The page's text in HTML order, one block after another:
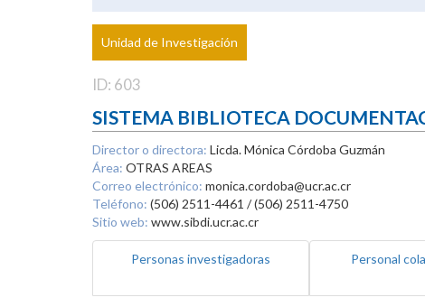
Proyecto
Investigador
Unidad de Investigación
ID: 603
SISTEMA BIBLIOTECA
Director o directora: Licda. Mónica Córdoba Guzmán
Área: OTRAS AREAS
Correo electrónico: monica.cordoba@ucr.ac.cr
Teléfono: (506) 2511-4461 / (506) 2511-4750
Sitio web: www.sibdi.ucr.ac.cr
Personas investigadoras Personal